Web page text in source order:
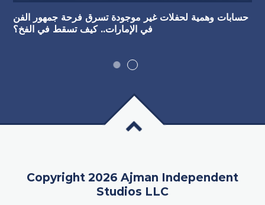
حسابات وهمية لحفلات غير موجودة تسرق فرحة جمهور الفن
في الإمارات.. كيف تسقط في الفخ؟
Copyright 2026 Ajman Independent
Studios LLC